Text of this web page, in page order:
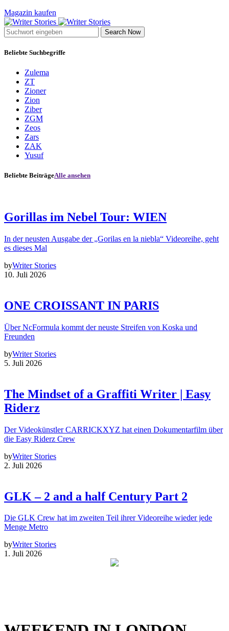
Magazin kaufen
Search Now
Beliebte Suchbegriffe
Zulema
ZT
Zioner
Zion
Ziber
ZGM
Zeos
Zars
ZAK
Yusuf
Beliebte BeiträgeAlle ansehen
Gorillas im Nebel Tour: WIEN
In der neusten Ausgabe der „Gorilas en la niebla“ Videoreihe, geht
es dieses Mal
byWriter Stories
10. Juli 2026
ONE CROISSANT IN PARIS
Über NcFormula kommt der neuste Streifen von Koska und
Freunden
byWriter Stories
5. Juli 2026
The Mindset of a Graffiti Writer | Easy
Riderz
Der Videokünstler CARRICKXYZ hat einen Dokumentarfilm über
die Easy Riderz Crew
byWriter Stories
2. Juli 2026
GLK – 2 and a half Century Part 2
Die GLK Crew hat im zweiten Teil ihrer Videoreihe wieder jede
Menge Metro
byWriter Stories
1. Juli 2026